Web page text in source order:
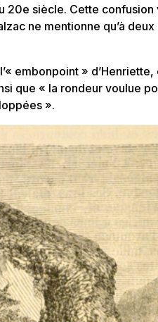
20e siècle. Cette
ne mentionne qu’à
embonpoint »
que « la rondeur voulue
».